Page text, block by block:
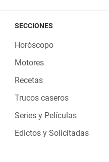
SECCIONES
Horóscopo
Motores
Recetas
Trucos caseros
Series y Películas
Edictos y Solicitadas